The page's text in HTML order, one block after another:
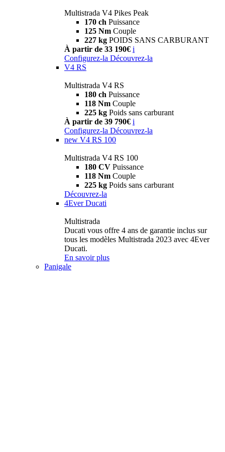
Multistrada V4 Pikes Peak
170 ch Puissance
125 Nm Couple
227 kg POIDS SANS CARBURANT
À partir de 33 190€ i
Configurez-la Découvrez-la
V4 RS
Multistrada V4 RS
180 ch Puissance
118 Nm Couple
225 kg Poids sans carburant
À partir de 39 790€ i
Configurez-la Découvrez-la
new V4 RS 100
Multistrada V4 RS 100
180 CV Puissance
118 Nm Couple
225 kg Poids sans carburant
Découvrez-la
4Ever Ducati
Multistrada
Ducati vous offre 4 ans de garantie inclus sur
tous les modèles Multistrada 2023 avec 4Ever
Ducati.
En savoir plus
Panigale